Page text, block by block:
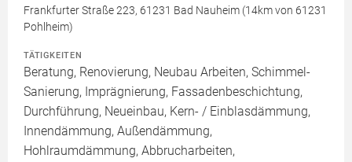
Frankfurter Straße 223, 61231 Bad Nauheim (14km von 61231
Pohlheim)
TÄTIGKEITEN
Beratung, Renovierung, Neubau Arbeiten, Schimmel-
Sanierung, Imprägnierung, Fassadenbeschichtung,
Durchführung, Neueinbau, Kern- / Einblasdämmung,
Innendämmung, Außendämmung,
Hohlraumdämmung, Abbrucharbeiten,